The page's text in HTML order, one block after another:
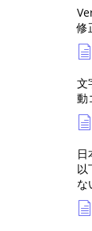
修
文
動
以
な